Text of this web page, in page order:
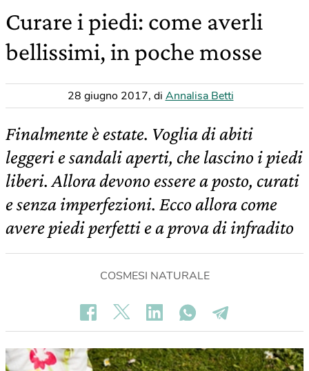
Curare i piedi: come averli
bellissimi, in poche mosse
28 giugno 2017, di Annalisa Betti
Finalmente è estate. Voglia di abiti
leggeri e sandali aperti, che lascino i piedi
liberi. Allora devono essere a posto, curati
e senza imperfezioni. Ecco allora come
avere piedi perfetti e a prova di infradito
COSMESI NATURALE